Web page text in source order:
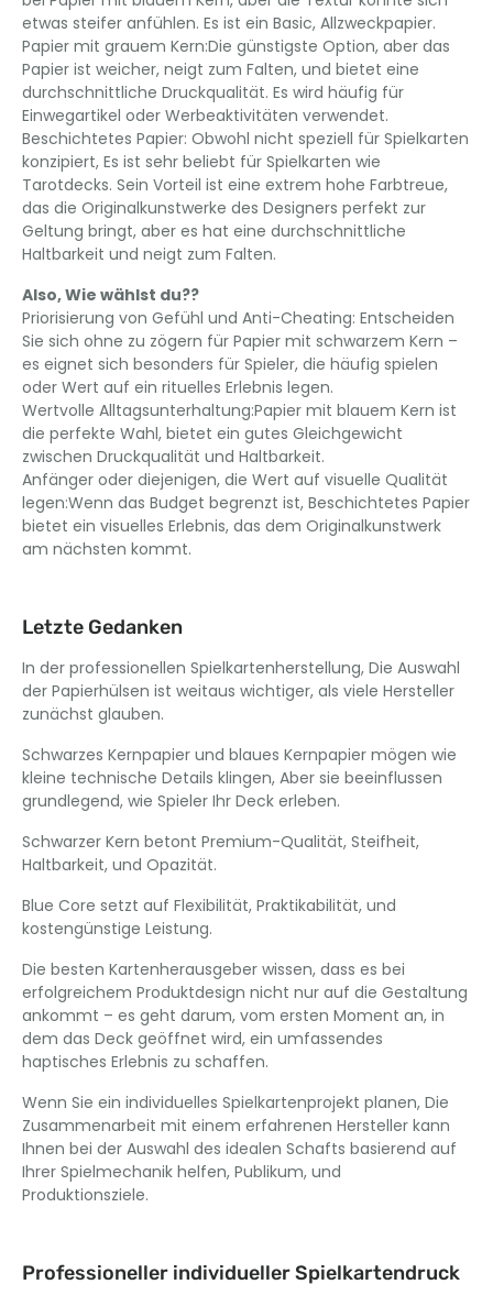
etwas steifer anfühlen. Es ist ein Basic, Allzweckpapier.
​​Papier mit grauem Kern:​​Die günstigste Option, aber das
Papier ist weicher, neigt zum Falten, und bietet eine
durchschnittliche Druckqualität. Es wird häufig für
Einwegartikel oder Werbeaktivitäten verwendet.
Beschichtetes Papier: Obwohl nicht speziell für Spielkarten
konzipiert, Es ist sehr beliebt für Spielkarten wie
Tarotdecks. Sein Vorteil ist eine extrem hohe Farbtreue,
das die Originalkunstwerke des Designers perfekt zur
Geltung bringt, aber es hat eine durchschnittliche
Haltbarkeit und neigt zum Falten.
Also, Wie wählst du??
Priorisierung von Gefühl und Anti-Cheating: Entscheiden
Sie sich ohne zu zögern für Papier mit schwarzem Kern –
es eignet sich besonders für Spieler, die häufig spielen
oder Wert auf ein rituelles Erlebnis legen.
Wertvolle Alltagsunterhaltung:​​Papier mit blauem Kern ist
die perfekte Wahl, bietet ein gutes Gleichgewicht
zwischen Druckqualität und Haltbarkeit.
​​Anfänger oder diejenigen, die Wert auf visuelle Qualität
legen:Wenn das Budget begrenzt ist, Beschichtetes Papier
bietet ein visuelles Erlebnis, das dem Originalkunstwerk
am nächsten kommt.
Letzte Gedanken
In der professionellen Spielkartenherstellung, Die Auswahl
der Papierhülsen ist weitaus wichtiger, als viele Hersteller
zunächst glauben.
Schwarzes Kernpapier und blaues Kernpapier mögen wie
kleine technische Details klingen, Aber sie beeinflussen
grundlegend, wie Spieler Ihr Deck erleben.
Schwarzer Kern betont Premium-Qualität, Steifheit,
Haltbarkeit, und Opazität.
Blue Core setzt auf Flexibilität, Praktikabilität, und
kostengünstige Leistung.
Die besten Kartenherausgeber wissen, dass es bei
erfolgreichem Produktdesign nicht nur auf die Gestaltung
ankommt – es geht darum, vom ersten Moment an, in
dem das Deck geöffnet wird, ein umfassendes
haptisches Erlebnis zu schaffen.
Wenn Sie ein individuelles Spielkartenprojekt planen, Die
Zusammenarbeit mit einem erfahrenen Hersteller kann
Ihnen bei der Auswahl des idealen Schafts basierend auf
Ihrer Spielmechanik helfen, Publikum, und
Produktionsziele.
Professioneller individueller Spielkartendruck